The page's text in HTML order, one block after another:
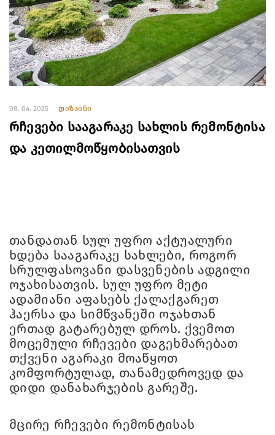
08. 04. 2025 დიზაინი
რჩევები სააგარაკე სახლის რემონტისა
და კეთილმოწყობისათვის
თანდათან სულ უფრო აქტუალური
ხდება სააგარაკე სახლები, როგორ
სრულფასოვანი დასვენების ადგილი
ოჯახისათვის. სულ უფრო მეტი
ადამიანი აფასებს ქალაქგარეთ
ჰაერსა და სიმწვანეში ოჯახთან
ერთად გატარებულ დროს. ქვემოთ
მოცემული რჩევები დაგეხმარებათ
თქვენი აგარაკი მოაწყოთ
კომფორტულად, თანამედროვედ და
დიდი დანახარჯების გარეშე.
მცირე რჩევები რემონტისას